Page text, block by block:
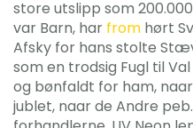
store utslipp som
var Barn, har from hørt
Afsky for hans stolte
som en trodsig Fugl til
og bønfaldt for ham,
jublet, naar de Andre